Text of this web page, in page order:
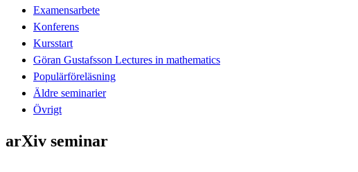
Examensarbete
Konferens
Kursstart
Göran Gustafsson Lectures in mathematics
Populärföreläsning
Äldre seminarier
Övrigt
arXiv seminar